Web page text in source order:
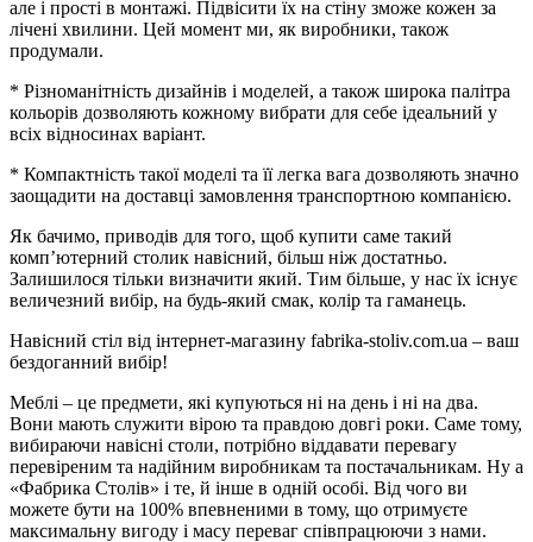
але і прості в монтажі. Підвісити їх на стіну зможе кожен за
лічені хвилини. Цей момент ми, як виробники, також
продумали.
* Різноманітність дизайнів і моделей, а також широка палітра
кольорів дозволяють кожному вибрати для себе ідеальний у
всіх відносинах варіант.
* Компактність такої моделі та її легка вага дозволяють значно
заощадити на доставці замовлення транспортною компанією.
Як бачимо, приводів для того, щоб купити саме такий
комп’ютерний столик навісний, більш ніж достатньо.
Залишилося тільки визначити який. Тим більше, у нас їх існує
величезний вибір, на будь-який смак, колір та гаманець.
Навісний стіл від інтернет-магазину fabrika-stoliv.com.ua – ваш
бездоганний вибір!
Меблі – це предмети, які купуються ні на день і ні на два.
Вони мають служити вірою та правдою довгі роки. Саме тому,
вибираючи навісні столи, потрібно віддавати перевагу
перевіреним та надійним виробникам та постачальникам. Ну а
«Фабрика Столів» і те, й інше в одній особі. Від чого ви
можете бути на 100% впевненими в тому, що отримуєте
максимальну вигоду і масу переваг співпрацюючи з нами.